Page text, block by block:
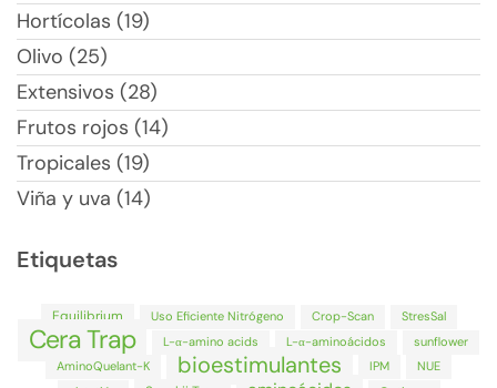
Hortícolas (19)
Olivo (25)
Extensivos (28)
Frutos rojos (14)
Tropicales (19)
Viña y uva (14)
Etiquetas
Equilibrium Uso Eficiente Nitrógeno Crop-Scan StresSal
Cera Trap L-α-amino acids L-α-aminoácidos
sunflower
AminoQuelant-K
bioestimulantes IPM
NUE